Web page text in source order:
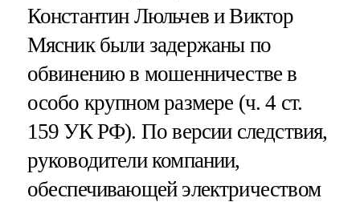
Константин Люльчев и Виктор
Мясник были задержаны по
обвинению в мошенничестве в
особо крупном размере (ч. 4 ст.
159 УК РФ). По версии следствия,
руководители компании,
обеспечивающей электричеством